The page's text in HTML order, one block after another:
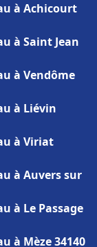
à Achicourt
à Saint Jean
à Vendôme
à Liévin
à Viriat
à Auvers sur
à Le Passage
à Mèze 34140